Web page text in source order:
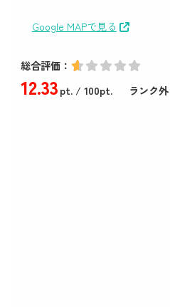
Google MAPで見る
総合評価：
12.33pt./ 100pt. ランク外